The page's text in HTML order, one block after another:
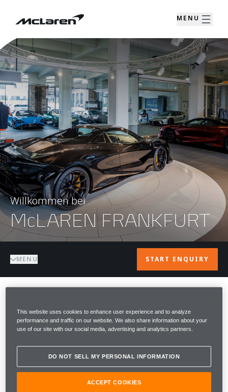
MENU
Willkommen bei
McLAREN FRANKFURT
MENU START ENQUIRY
WILLKOMMEN BEI
McLAREN
FRANKFURT
Willkommen bei McLaren Frankfurt. Als einer
This website uses cookies to enhance user experience and to analyze
performance and traffic on our website. We also share information about your
use of our site with our social media, advertising and analytics partners.
DO NOT SELL MY PERSONAL INFORMATION
ACCEPT COOKIES